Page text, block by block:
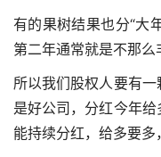
有的果树结果也分“大
第二年通常就是不那么
所以我们股权人要有
是好公司，分红今年
能持续分红，给多要多